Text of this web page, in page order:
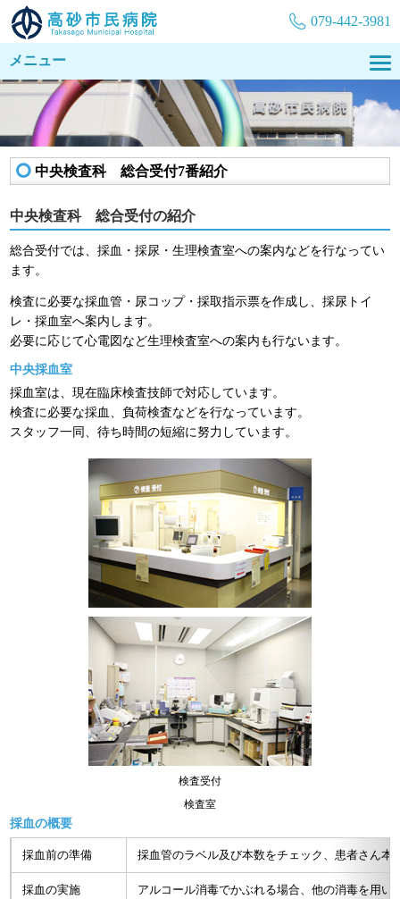
079-442-3981
メニュー
中央検査科 総合受付7番紹介
中央検査科 総合受付の紹介
総合受付では、採血・採尿・生理検査室への案内などを行なってい
ます。
検査に必要な採血管・尿コップ・採取指示票を作成し、採尿トイ
レ・採血室へ案内します。
必要に応じて心電図など生理検査室への案内も行ないます。
中央採血室
採血室は、現在臨床検査技師で対応しています。
検査に必要な採血、負荷検査などを行なっています。
スタッフ一同、待ち時間の短縮に努力しています。
検査受付
検査室
採血の概要
採血前の準備 採血管のラベル及び本数をチェック、患者さん
採血の実施 アルコール消毒でかぶれる場合、他の消毒を用